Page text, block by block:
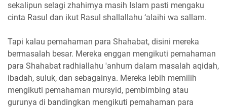
sekalipun selagi zhahirnya masih Islam pasti mengaku
cinta Rasul dan ikut Rasul shallallahu ‘alaihi wa sallam.
Tapi kalau pemahaman para Shahabat, disini mereka
bermasalah besar. Mereka enggan mengikuti pemahaman
para Shahabat radhiallahu 'anhum dalam masalah aqidah,
ibadah, suluk, dan sebagainya. Mereka lebih memilih
mengikuti pemahaman mursyid, pembimbing atau
gurunya di bandingkan mengikuti pemahaman para